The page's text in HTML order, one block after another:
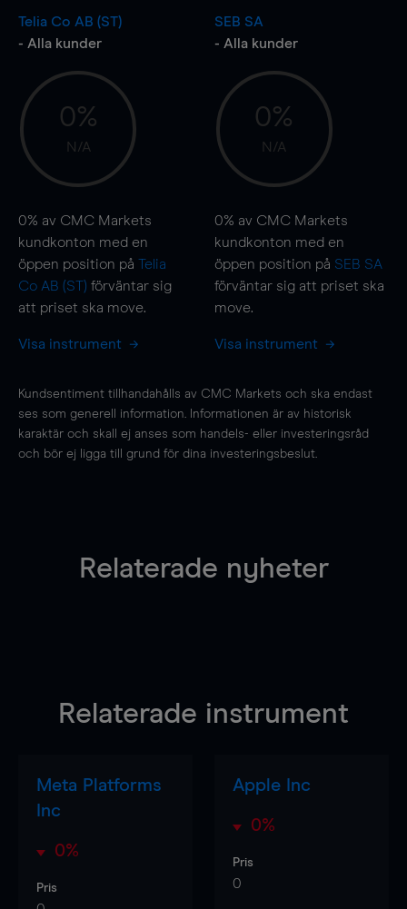
Telia Co AB (ST)
- Alla kunder
0%
N/A
0% av CMC Markets
kundkonton med en
öppen position på Telia
Co AB (ST) förväntar sig
att priset ska move.
Visa instrument
SEB SA
- Alla kunder
0%
N/A
0% av CMC Markets
kundkonton med en
öppen position på SEB SA
förväntar sig att priset ska
move.
Visa instrument
Kundsentiment tillhandahålls av CMC Markets och ska endast
ses som generell information. Informationen är av historisk
karaktär och skall ej anses som handels- eller investeringsråd
och bör ej ligga till grund för dina investeringsbeslut.
Relaterade nyheter
Relaterade instrument
Meta Platforms
Inc
0%
Pris
Apple Inc
0%
Pris
0